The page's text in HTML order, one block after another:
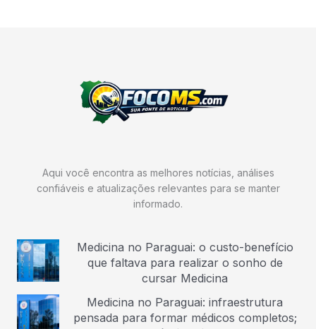
Aqui você encontra as melhores notícias, análises
confiáveis e atualizações relevantes para se manter
informado.
Medicina no Paraguai: o custo-benefício
que faltava para realizar o sonho de
cursar Medicina
Medicina no Paraguai: infraestrutura
pensada para formar médicos completos;